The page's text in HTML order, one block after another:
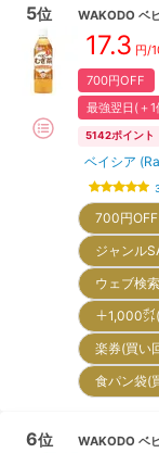
5位 WAKODO ベ
17.3 円/
700円OFF
最強翌日(＋1
5142ポイント
ベイシア
700円
ジャンル
ウェブ検
＋1,000
楽券(買
食パン袋
6位 WAKODO ベ